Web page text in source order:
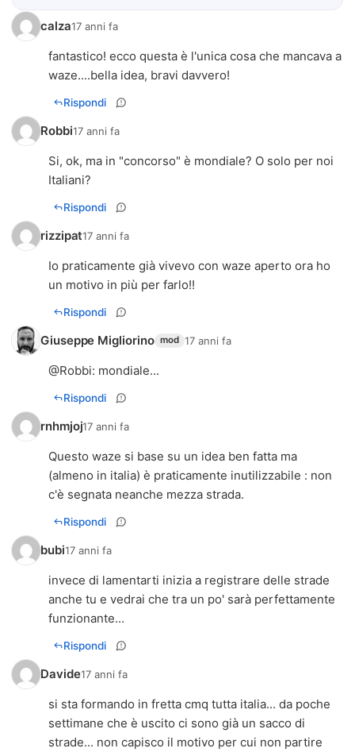
calza17 anni fa
fantastico! ecco questa è l'unica cosa che mancava a
waze....bella idea, bravi davvero!
Rispondi
Robbi17 anni fa
Si, ok, ma in "concorso" è mondiale? O solo per noi
Italiani?
Rispondi
rizzipat17 anni fa
Io praticamente già vivevo con waze aperto ora ho
un motivo in più per farlo!!
Rispondi
Giuseppe Migliorino mod 17 anni fa
@Robbi: mondiale...
Rispondi
rnhmjoj17 anni fa
Questo waze si base su un idea ben fatta ma
(almeno in italia) è praticamente inutilizzabile : non
c'è segnata neanche mezza strada.
Rispondi
bubi17 anni fa
invece di lamentarti inizia a registrare delle strade
anche tu e vedrai che tra un po' sarà perfettamente
funzionante...
Rispondi
Davide17 anni fa
si sta formando in fretta cmq tutta italia... da poche
settimane che è uscito ci sono già un sacco di
strade... non capisco il motivo per cui non partire